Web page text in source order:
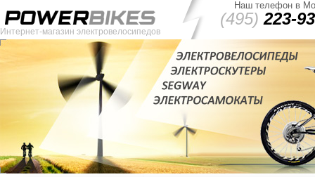
Интернет-магазин электровелосипедов
Наш телефон в
(495) 223-